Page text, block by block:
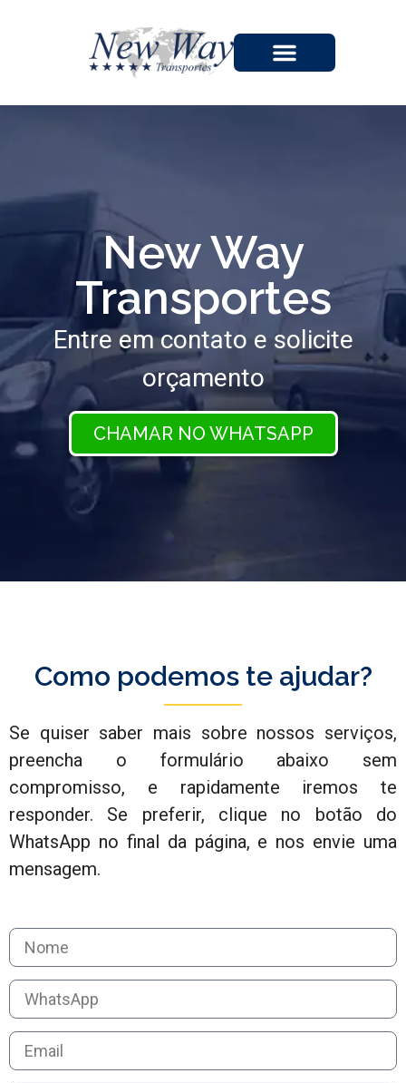
New Way
Transportes
Entre em contato e solicite
orçamento
CHAMAR NO WHATSAPP
Como podemos te ajudar?
Se quiser saber mais sobre nossos serviços,
preencha o formulário abaixo sem
compromisso, e rapidamente iremos te
responder. Se preferir, clique no botão do
WhatsApp no final da página, e nos envie uma
mensagem.